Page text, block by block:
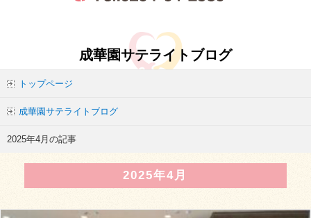
成華園サテライトブログ
トップページ
成華園サテライトブログ
2025年4月の記事
2025年4月